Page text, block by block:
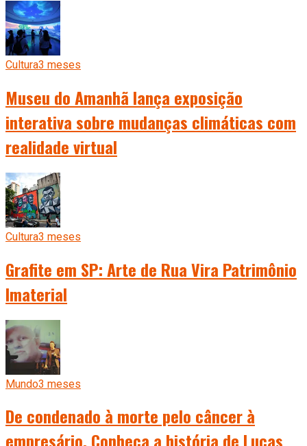
Cultura3 meses
Museu do Amanhã lança exposição
interativa sobre mudanças climáticas com
realidade virtual
Cultura3 meses
Grafite em SP: Arte de Rua Vira Patrimônio
Imaterial
Mundo3 meses
De condenado à morte pelo câncer à
empresário. Conheça a história de Lucas